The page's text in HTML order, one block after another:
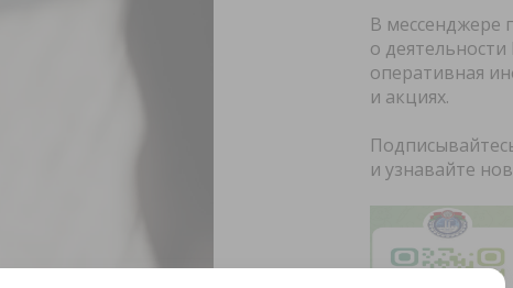
В мессенджере
о
оперативная
и акциях.
и узнавайте